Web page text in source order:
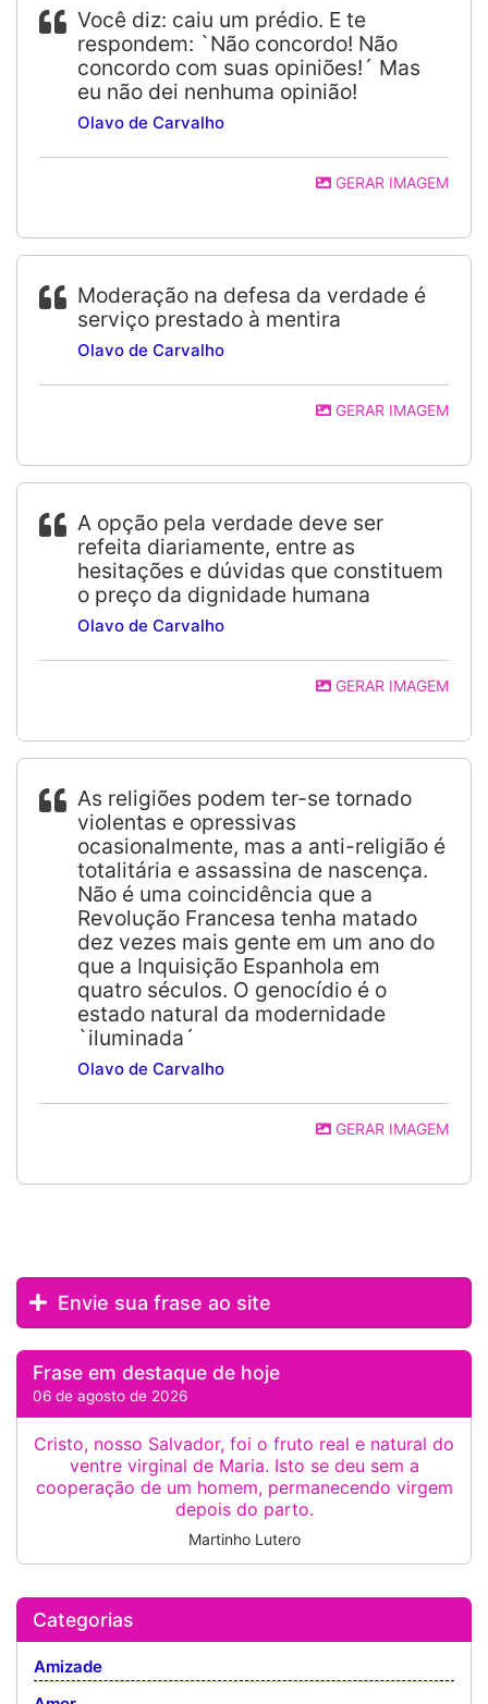
Você diz: caiu um prédio. E te
respondem: `Não concordo! Não
concordo com suas opiniões!´ Mas
eu não dei nenhuma opinião!
Olavo de Carvalho
GERAR IMAGEM
Moderação na defesa da verdade é
serviço prestado à mentira
Olavo de Carvalho
GERAR IMAGEM
A opção pela verdade deve ser
refeita diariamente, entre as
hesitações e dúvidas que constituem
o preço da dignidade humana
Olavo de Carvalho
GERAR IMAGEM
As religiões podem ter-se tornado
violentas e opressivas
ocasionalmente, mas a anti-religião é
totalitária e assassina de nascença.
Não é uma coincidência que a
Revolução Francesa tenha matado
dez vezes mais gente em um ano do
que a Inquisição Espanhola em
quatro séculos. O genocídio é o
estado natural da modernidade
`iluminada´
Olavo de Carvalho
GERAR IMAGEM
Envie sua frase ao site
Frase em destaque de hoje
06 de agosto de 2026
Cristo, nosso Salvador, foi o fruto real e natural do
ventre virginal de Maria. Isto se deu sem a
cooperação de um homem, permanecendo virgem
depois do parto.
Martinho Lutero
Categorias
Amizade